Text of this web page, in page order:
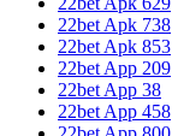
22bet Apk 738
22bet Apk 853
22bet App 209
22bet App 38
22bet App 458